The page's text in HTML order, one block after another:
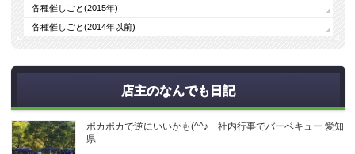
各種催しごと(2015年)
各種催しごと(2014年以前)
店主のなんでも日記
ポカポカで逆にいいかも(^^♪ 社内行事でバーベキュー 愛知
県